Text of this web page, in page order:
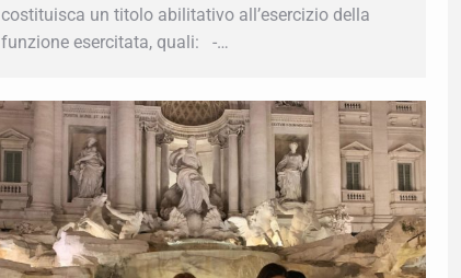
costituisca un titolo abilitativo all’esercizio della
funzione esercitata, quali: -…